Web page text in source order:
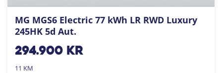
MG MGS6 Electric 77 kWh LR RWD Luxury
245HK 5d Aut.
294.900kr
11 KM